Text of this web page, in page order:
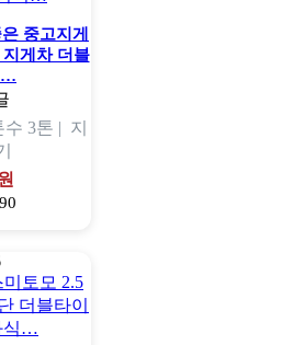
중고지게
게차 더블
…
수 3톤 | 지